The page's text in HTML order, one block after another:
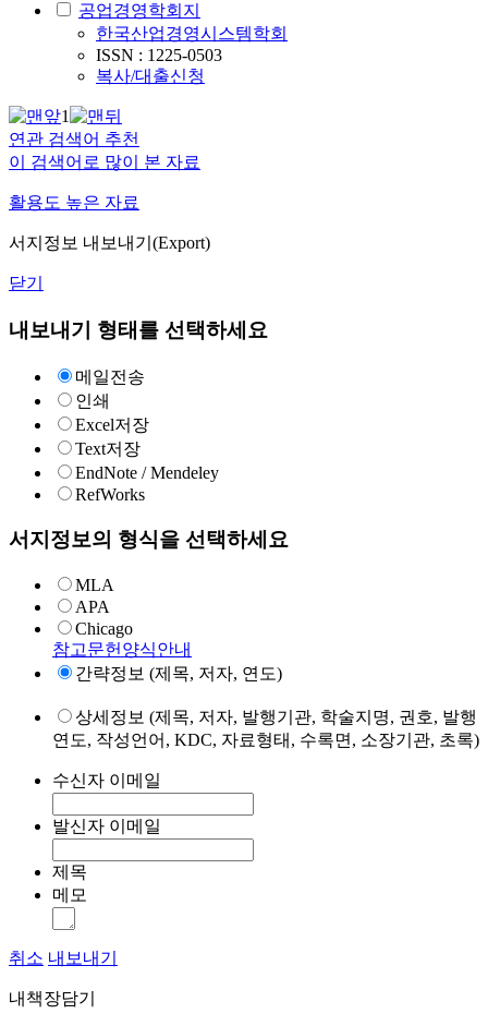
공업경영학회지
한국산업경영시스템학회
ISSN : 1225-0503
복사/대출신청
1
연관 검색어 추천
이 검색어로 많이 본 자료
활용도 높은 자료
서지정보 내보내기(Export)
닫기
내보내기 형태를 선택하세요
메일전송
인쇄
Excel저장
Text저장
EndNote / Mendeley
RefWorks
서지정보의 형식을 선택하세요
MLA
APA
Chicago
참고문헌양식안내
간략정보 (제목, 저자, 연도)
상세정보 (제목, 저자, 발행기관, 학술지명, 권호, 발행
연도, 작성언어, KDC, 자료형태, 수록면, 소장기관, 초록)
수신자 이메일
발신자 이메일
제목
메모
취소 내보내기
내책장담기